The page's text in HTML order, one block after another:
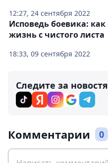
12:27, 24 сентября 2022
18:33, 09 сентября 2022
Исповедь боевика:
жизнь с чистого листа
Следите за
Комментарии 0